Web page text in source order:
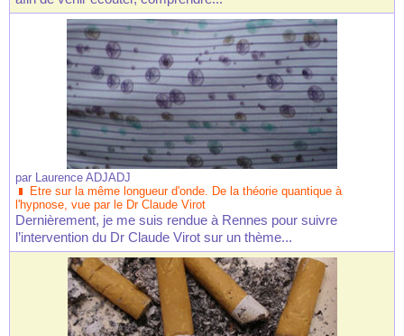
par Laurence ADJADJ
Etre sur la même longueur d'onde. De la théorie quantique à
l'hypnose, vue par le Dr Claude Virot
Dernièrement, je me suis rendue à Rennes pour suivre
l’intervention du Dr Claude Virot sur un thème...